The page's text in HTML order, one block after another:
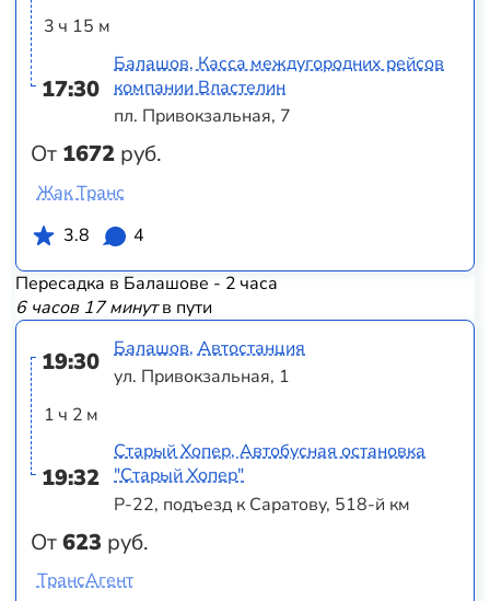
3 ч 15 м
17:30
От 1672 руб.
Балашов, Касса междугородних рейсов
компании Властелин
пл. Привокзальная, 7
Жак Транс
3.8
4
Пересадка в Балашове - 2 часа
6 часов 17 минутв пути
19:30
1 ч 2 м
19:32
От623 руб.
Балашов, Автостанция
ул. Привокзальная, 1
Старый Хопер, Автобусная остановка
"Старый Хопер"
Р-22, подъезд к Саратову, 518-й км
ТрансАгент